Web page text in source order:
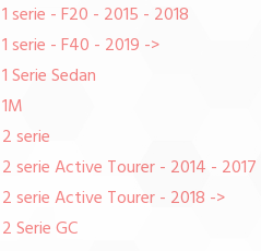
1 serie - F20 - 2015 - 2018
1 serie - F40 - 2019 ->
1 Serie Sedan
1M
2 serie
2 serie Active Tourer - 2014 - 2017
2 serie Active Tourer - 2018 ->
2 Serie GC